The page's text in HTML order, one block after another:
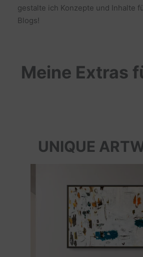
gestalte ich Konzepte und Inhalte
Blogs!
Meine Extras
UNIQUE